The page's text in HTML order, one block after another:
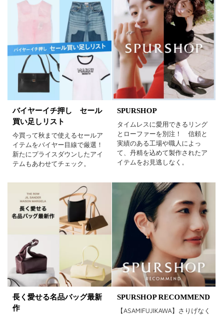
バイヤーイチ押し セール
買い足しリスト
今買って秋まで使えるセールア
イテムをバイヤー目線で厳選！
新たにプライスダウンしたアイ
テムもあわせてチェック。
SPURSHOP
タイムレスに愛用できるリング
とローファーを別注！ 信頼と
実績のある工場や職人によっ
て、丹精を込めて製作されたア
イテムをお見逃しなく。
長く愛せる名品バッグ最新
作
SPURSHOP RECOMMEND
【ASAMIFUJIKAWA】さりげなく